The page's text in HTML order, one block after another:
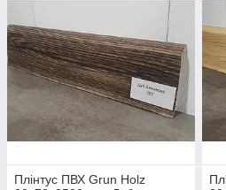
Плінтус ПВХ Grun Holz